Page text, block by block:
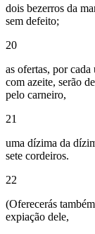
dois bezerros da
sem defeito;
20
as ofertas, por
com azeite, serão
pelo carneiro,
21
uma dízima da
sete cordeiros.
22
(Oferecerás
expiação dele,